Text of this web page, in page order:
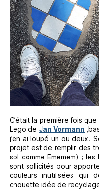
C’était la première fois
Lego de Jan Vormann
j’en ai loupé un ou deux.
projet est de remplir des
sol comme Ememem) ;
sont sollicités pour
couleurs inutilisées qui
chouette idée de